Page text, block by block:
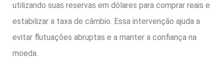
utilizando suas reservas em dólares para comprar reais e
estabilizar a taxa de câmbio. Essa intervenção ajuda a
evitar flutuações abruptas e a manter a confiança na
moeda.